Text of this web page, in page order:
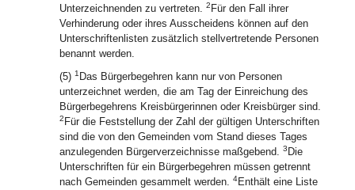
Unterzeichnenden zu vertreten. 2 Für den Fall ihrer
Verhinderung oder ihres Ausscheidens können auf den
Unterschriftenlisten zusätzlich stellvertretende Personen
benannt werden.
(5) 1 Das Bürgerbegehren kann nur von Personen
unterzeichnet werden, die am Tag der Einreichung des
Bürgerbegehrens Kreisbürgerinnen oder Kreisbürger sind.
2 Für die Feststellung der Zahl der gültigen Unterschriften
sind die von den Gemeinden vom Stand dieses Tages
anzulegenden Bürgerverzeichnisse maßgebend. 3 Die
Unterschriften für ein Bürgerbegehren müssen getrennt
nach Gemeinden gesammelt werden. 4Enthält eine Liste